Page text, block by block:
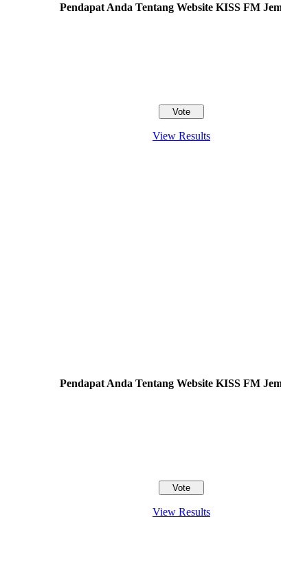
Pendapat Anda Tentang Website KISS FM
View Results
Pendapat Anda Tentang Website KISS FM
View Results